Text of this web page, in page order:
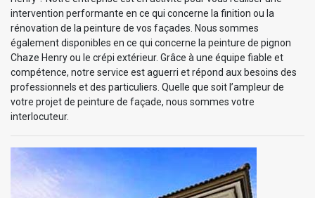
intervention performante en ce qui concerne la finition ou la
rénovation de la peinture de vos façades. Nous sommes
également disponibles en ce qui concerne la peinture de pignon
Chaze Henry ou le crépi extérieur. Grâce à une équipe fiable et
compétence, notre service est aguerri et répond aux besoins des
professionnels et des particuliers. Quelle que soit l’ampleur de
votre projet de peinture de façade, nous sommes votre
interlocuteur.